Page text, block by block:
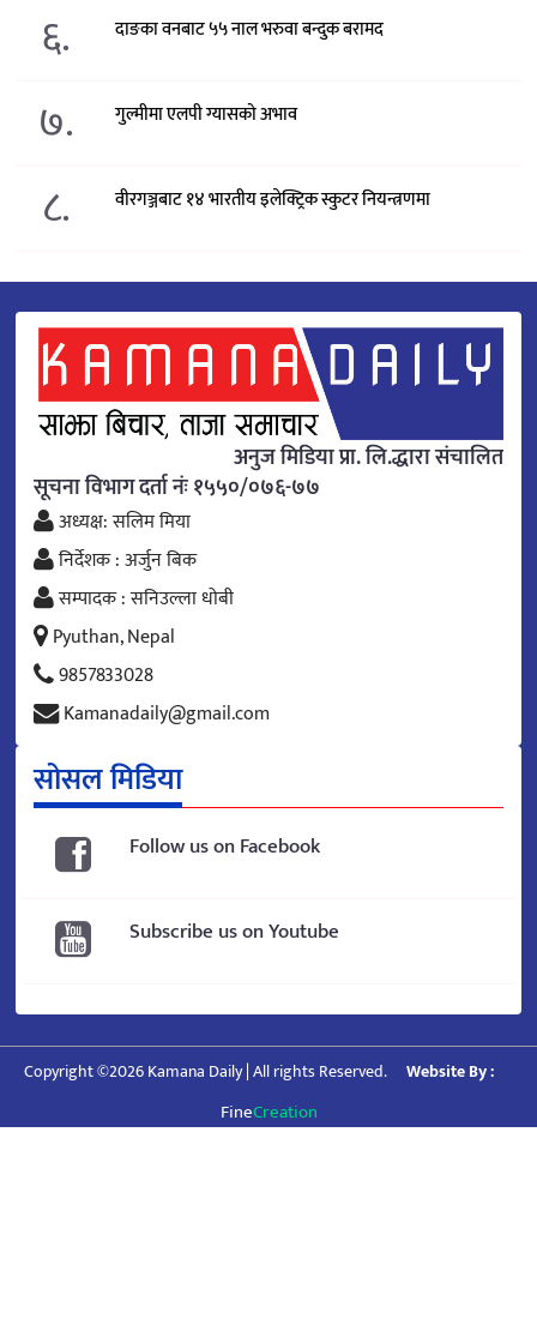
६. दाङका वनबाट ५५ नाल भरुवा बन्दुक बरामद
७. गुल्मीमा एलपी ग्यासको अभाव
८. वीरगञ्जबाट १४ भारतीय इलेक्ट्रिक स्कुटर नियन्त्रणमा
अनुज मिडिया प्रा. लि.द्धारा संचालित
सूचना विभाग दर्ता नंः १५५०/०७६-७७
अध्यक्ष: सलिम मिया
निर्देशक : अर्जुन बिक
सम्पादक : सनिउल्ला धोबी
Pyuthan, Nepal
9857833028
Kamanadaily@gmail.com
सोसल मिडिया
Follow us on Facebook
Subscribe us on Youtube
Copyright ©2026 Kamana Daily | All rights Reserved. Website By :
FineCreation